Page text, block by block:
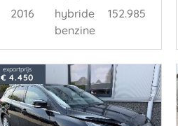
2016
hybride
benzine
152.985
exportprijs
€ 4.450